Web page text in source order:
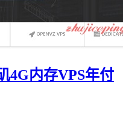
4G内存VPS年付